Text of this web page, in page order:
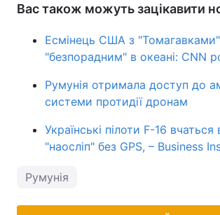
Вас також можуть зацікавити
Есмінець США з
"безпорадним" в океані: CNN
Румунія отримала доступ до
системи протидії дронам
Українські пілоти F-16
"наосліп" без GPS, – Business
Румунія